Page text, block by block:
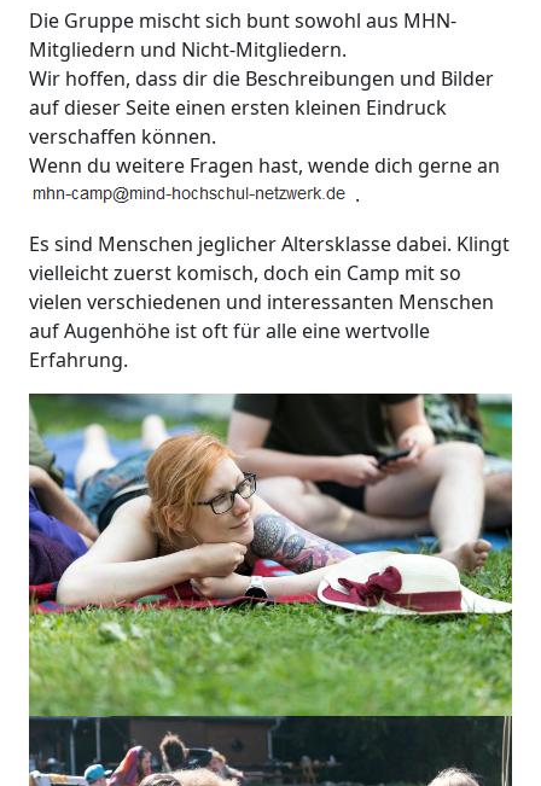
Die Gruppe mischt sich bunt sowohl aus MHN-
Mitgliedern und Nicht-Mitgliedern.
Wir hoffen, dass dir die Beschreibungen und Bilder
auf dieser Seite einen ersten kleinen Eindruck
verschaffen können.
Wenn du weitere Fragen hast, wende dich gerne an
.
Es sind Menschen jeglicher Altersklasse dabei. Klingt
vielleicht zuerst komisch, doch ein Camp mit so
vielen verschiedenen und interessanten Menschen
auf Augenhöhe ist oft für alle eine wertvolle
Erfahrung.